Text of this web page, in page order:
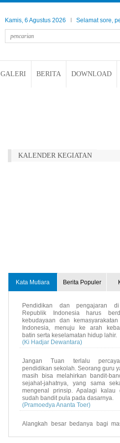
Kamis, 6 Agustus 2026 Selamat sore,
GALERI BERITA DOWNLOAD
KALENDER KEGIATAN
Kata Mutiara Berita Populer
Pendidikan dan pengajaran
Republik Indonesia harus
kebudayaan dan
Indonesia, menuju ke arah
batin serta keselamatan hidup lahir.
(Ki Hadjar Dewantara)
Jangan Tuan terlalu
pendidikan sekolah. Seorang guru
masih bisa melahirkan bandit-
sejahat-jahatnya, yang sama
mengenal prinsip. Apalagi kalau
sudah bandit pula pada dasarnya.
(Pramoedya Ananta Toer)
Alangkah besar bedanya bagi
baik-baik. Dan untuk keperluan